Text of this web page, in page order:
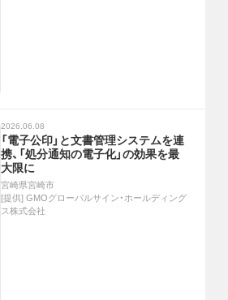
2026.06.08
「電子公印」と文書管理システムを連
携、「処分通知の電子化」の効果を最
大限に
宮崎県宮崎市
[提供] GMOグローバルサイン・ホールディング
ス株式会社